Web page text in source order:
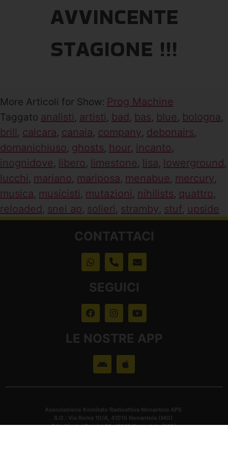
AVVINCENTE
STAGIONE !!!
More Articoli for Show: Prog Machine
Taggato analisti, artisti, bad, bas, blue, bologna,
brill, calcara, canaia, company, debonairs,
domanichiuso, ghosts, hour, incanto,
inognidove, libero, limestone, lisa, lowerground,
lucchi, mariano, mariposa, menabue, mercury,
musica, musicisti, mutazioni, nihilists, quattro,
reloaded, snei ap, solieri, stramby, stuf, upside
CONTATTACI
SEGUICI
LE NOSTRE APP
Associazione Komitato Radioattiva Nonantola APS
S.O.: Via Roma 10/A, 41015 Nonantola (MO)
S.L.: Via dei Borghi 32, 41015 Nonantola (MO)